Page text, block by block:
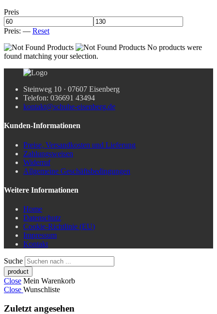
Preis
Preis: — Reset
No products were
found matching your selection.
Steinweg 10 · 07607 Eisenberg
Telefon: 036691 43494
kontakt@schuhe-eisenberg.de
Kunden-Informationen
Preise, Versandkosten und Lieferung
Zahlungsweisen
Widerruf
Allgemeine Geschäftsbedingungen
Weitere Informationen
Home
Datenschutz
Cookie-Richtlinie (EU)
Impressum
Kontakt
Suche
Close Mein Warenkorb
Close Wunschliste
Zuletzt angesehen